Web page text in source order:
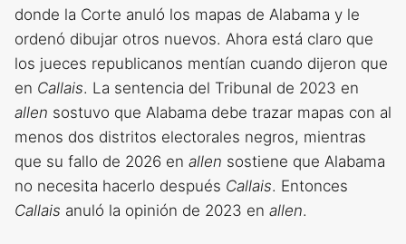
donde la Corte anuló los mapas de Alabama y le
ordenó dibujar otros nuevos. Ahora está claro que
los jueces republicanos mentían cuando dijeron que
en Callais. La sentencia del Tribunal de 2023 en
allen sostuvo que Alabama debe trazar mapas con al
menos dos distritos electorales negros, mientras
que su fallo de 2026 en allen sostiene que Alabama
no necesita hacerlo después Callais. Entonces
Callais anuló la opinión de 2023 en allen.